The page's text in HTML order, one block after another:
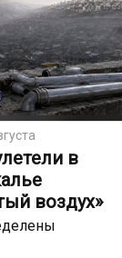
в
воздух»